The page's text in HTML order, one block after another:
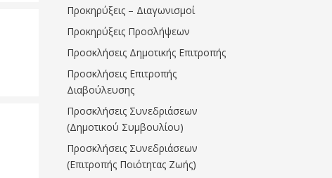
Προκηρύξεις – Διαγωνισμοί
Προκηρύξεις Προσλήψεων
Προσκλήσεις Δημοτικής Επιτροπής
Προσκλήσεις Επιτροπής
Διαβούλευσης
Προσκλήσεις Συνεδριάσεων
(Δημοτικού Συμβουλίου)
Προσκλήσεις Συνεδριάσεων
(Επιτροπής Ποιότητας Ζωής)